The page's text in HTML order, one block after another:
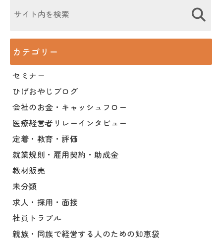
カテゴリー
セミナー
ひげおやじブログ
会社のお金・キャッシュフロー
医療経営者リレーインタビュー
定着・教育・評価
就業規則・雇用契約・助成金
教材販売
未分類
求人・採用・面接
社員トラブル
親族・同族で経営する人のための知恵袋